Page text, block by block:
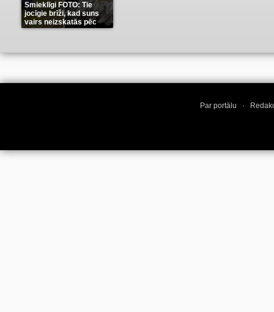
Smieklīgi FOTO: Tie
jocīgie brīži, kad suns
vairs neizskatās pēc
suņa(11)
Par portālu ·